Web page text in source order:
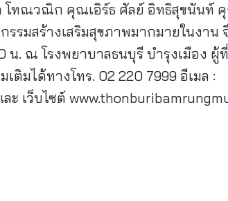
โทณวณิก คุณเอิร์ธ ศัลย์ อิทธิสุขนัน
มสร้างเสริมสุขภาพมากมายในงาน
น. ณ โรงพยาบาลธนบุรี บำรุงเมือง ผู้
ติมได้ทางโทร. 02 220 7999 อีเมล :
ละ เว็บไซต์